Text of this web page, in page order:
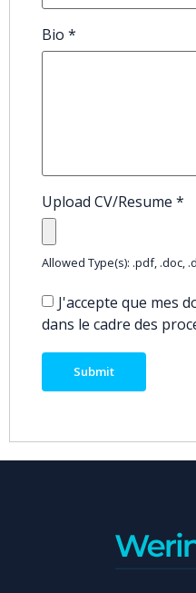
Bio *
Upload CV/Resume *
Allowed Type(s): .pdf, .doc,
J'accepte que mes
dans le cadre des